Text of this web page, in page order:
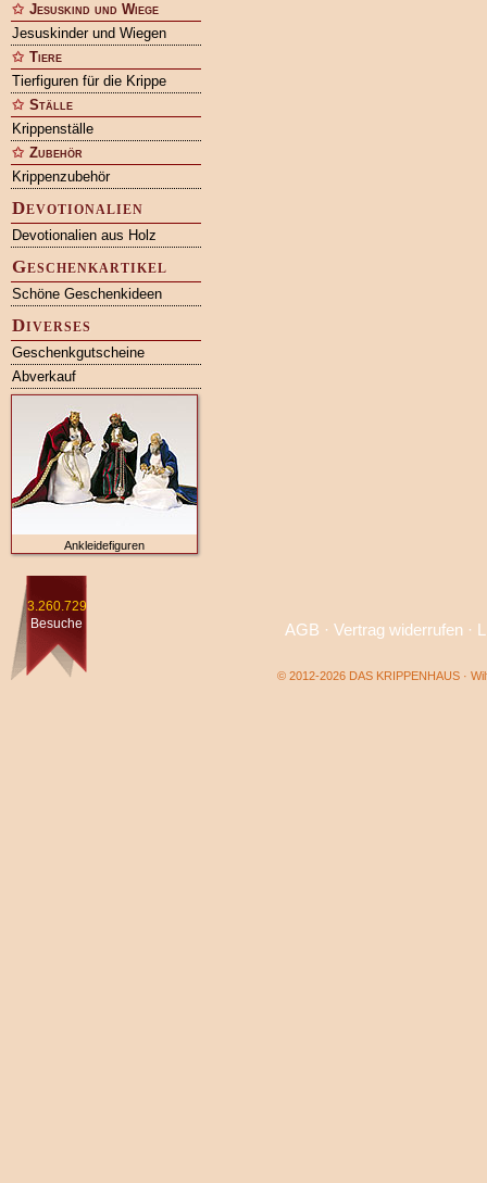
Jesuskind und Wiege
Jesuskinder und Wiegen
Tiere
Tierfiguren für die Krippe
Ställe
Krippenställe
Zubehör
Krippenzubehör
Devotionalien
Devotionalien aus Holz
Geschenkartikel
Schöne Geschenkideen
Diverses
Geschenkgutscheine
Abverkauf
Ankleidefiguren
3.260.729
Besuche
AGB · Vertrag widerrufen·
© 2012-2026 DAS KRIPPENHAUS ·